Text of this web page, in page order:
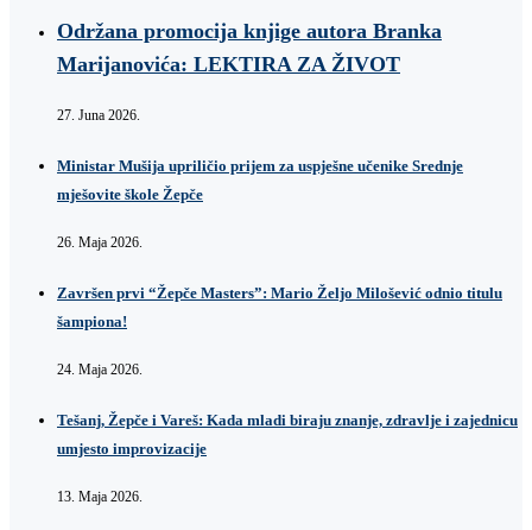
Održana promocija knjige autora Branka
Marijanovića: LEKTIRA ZA ŽIVOT
27. Juna 2026.
Ministar Mušija upriličio prijem za uspješne učenike Srednje
mješovite škole Žepče
26. Maja 2026.
Završen prvi “Žepče Masters”: Mario Željo Milošević odnio titulu
šampiona!
24. Maja 2026.
Tešanj, Žepče i Vareš: Kada mladi biraju znanje, zdravlje i zajednicu
umjesto improvizacije
13. Maja 2026.